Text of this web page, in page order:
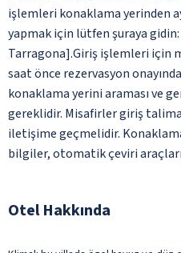
işlemleri konaklama yerinden
yapmak için lütfen şuraya
Tarragona].Giriş işlemleri için
saat önce rezervasyon
konaklama yerini araması ve
gereklidir. Misafirler giriş
iletişime geçmelidir.
bilgiler, otomatik çeviri
Otel Hakkında